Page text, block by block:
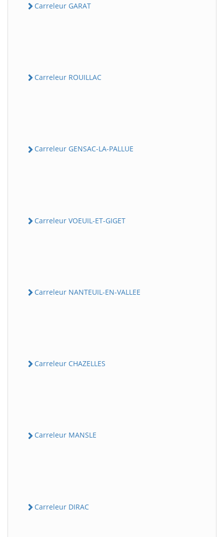
Carreleur GARAT
Carreleur ROUILLAC
Carreleur GENSAC-LA-PALLUE
Carreleur VOEUIL-ET-GIGET
Carreleur NANTEUIL-EN-VALLEE
Carreleur CHAZELLES
Carreleur MANSLE
Carreleur DIRAC